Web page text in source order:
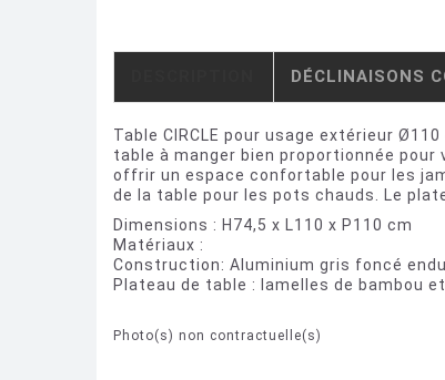
DÉCLINAISONS
Table CIRCLE pour usage extérieur
table à manger bien proportionnée
offrir un espace confortable pour les
de la table pour les pots chauds. Le
Dimensions : H74,5 x L110 x P110 cm
Matériaux :
Construction: Aluminium gris foncé
Plateau de table : lamelles de bambou
Photo(s) non contractuelle(s)